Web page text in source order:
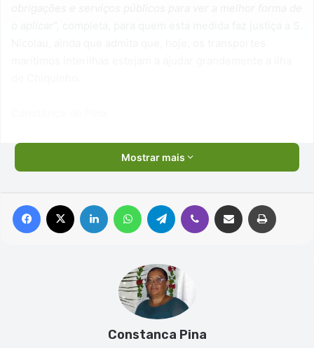
Mostrar mais
Facebook Linkedin WhatsAppTelegram Viber Compartilhar via e-mail
Constanca Pina